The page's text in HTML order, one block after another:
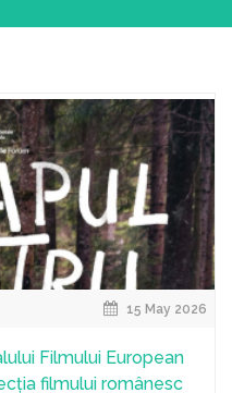
15 May 2026
Filmului European
filmului românesc